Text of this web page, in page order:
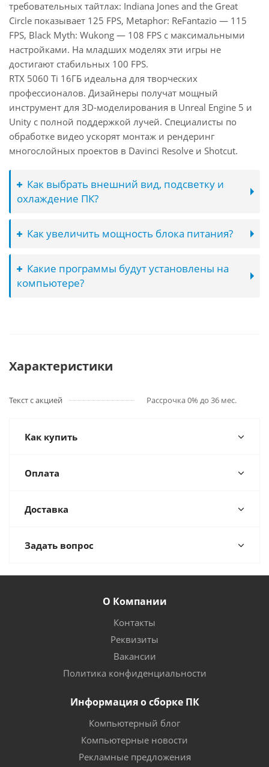
требовательных тайтлах: Indiana Jones and the Great
Circle показывает 125 FPS, Metaphor: ReFantazio — 115
FPS, Black Myth: Wukong — 108 FPS с максимальными
настройками. На младших моделях эти игры не
достигают стабильных 100 FPS.
RTX 5060 Ti 16ГБ идеальна для творческих
профессионалов. Дизайнеры получат мощный
инструмент для 3D-моделирования в Unreal Engine 5 и
Unity с полной поддержкой лучей. Специалисты по
обработке видео ускорят монтаж и рендеринг
многослойных проектов в Davinci Resolve и Shotcut.
Как выбрать внешний вид, подсветку и
охлаждение ПК?
Как увеличить мощность блока питания?
Какие программы будут установлены на
компьютере?
Характеристики
Текст с акцией Рассрочка 0% до 36 мес.
Как купить
Оплата
Доставка
Задать вопрос
О Компании
Контакты
Реквизиты
Вакансии
Политика конфиденциальности
Информация о сборке ПК
Компьютерный блог
Компьютерные новости
Рекламные предложения